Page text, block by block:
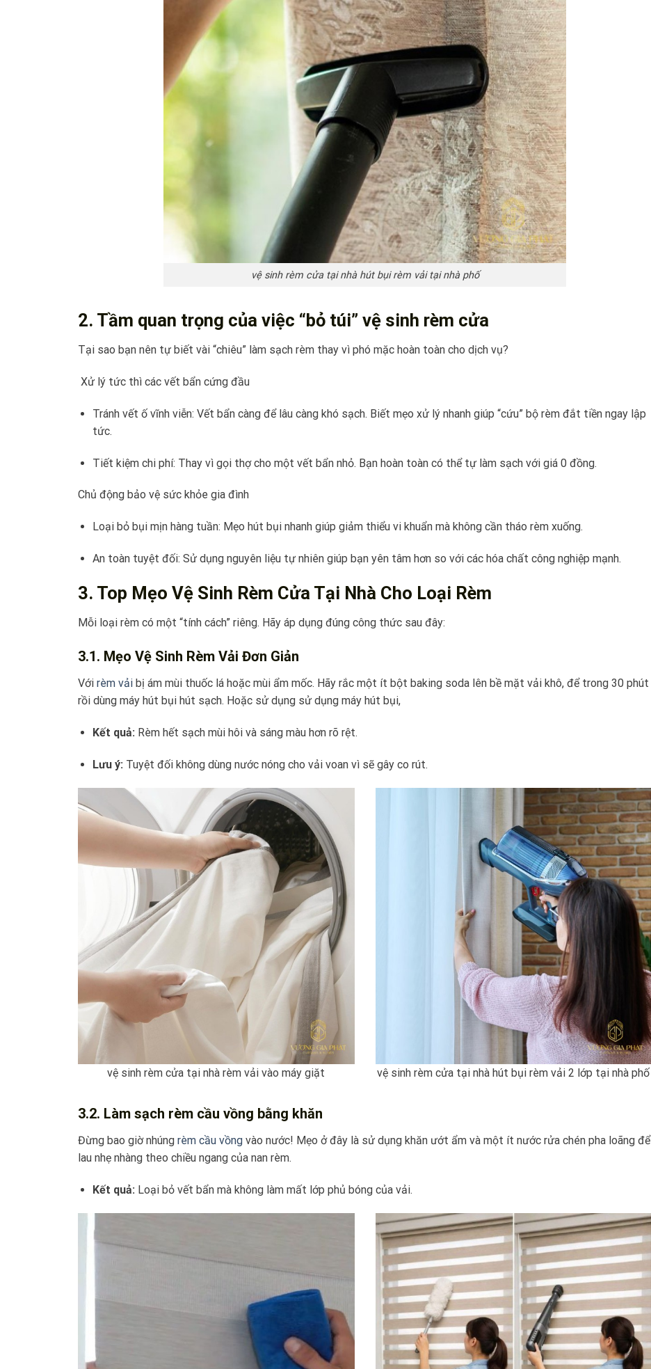
vệ sinh rèm cửa tại nhà hút bụi rèm vải tại nhà phố
2. Tầm quan trọng của việc “bỏ túi” vệ sinh rèm cửa
Tại sao bạn nên tự biết vài “chiêu” làm sạch rèm thay vì phó mặc hoàn toàn cho dịch vụ?
Xử lý tức thì các vết bẩn cứng đầu
Tránh vết ố vĩnh viễn: Vết bẩn càng để lâu càng khó sạch. Biết mẹo xử lý nhanh giúp “cứu” bộ rèm đắt tiền ngay lập
tức.
Tiết kiệm chi phí: Thay vì gọi thợ cho một vết bẩn nhỏ. Bạn hoàn toàn có thể tự làm sạch với giá 0 đồng.
Chủ động bảo vệ sức khỏe gia đình
Loại bỏ bụi mịn hàng tuần: Mẹo hút bụi nhanh giúp giảm thiểu vi khuẩn mà không cần tháo rèm xuống.
An toàn tuyệt đối: Sử dụng nguyên liệu tự nhiên giúp bạn yên tâm hơn so với các hóa chất công nghiệp mạnh.
3. Top Mẹo Vệ Sinh Rèm Cửa Tại Nhà Cho Loại Rèm
Mỗi loại rèm có một “tính cách” riêng. Hãy áp dụng đúng công thức sau đây:
3.1. Mẹo Vệ Sinh Rèm Vải Đơn Giản
Với rèm vải bị ám mùi thuốc lá hoặc mùi ẩm mốc. Hãy rắc một ít bột baking soda lên bề mặt vải khô, để trong 30 phút
rồi dùng máy hút bụi hút sạch. Hoặc sử dụng sử dụng máy hút bụi,
Kết quả: Rèm hết sạch mùi hôi và sáng màu hơn rõ rệt.
Lưu ý: Tuyệt đối không dùng nước nóng cho vải voan vì sẽ gây co rút.
vệ sinh rèm cửa tại nhà rèm vải vào máy giặt vệ sinh rèm cửa tại nhà hút bụi rèm vải 2 lớp tại nhà phố
3.2. Làm sạch rèm cầu vồng bằng khăn
Đừng bao giờ nhúng rèm cầu vồng vào nước! Mẹo ở đây là sử dụng khăn ướt ẩm và một ít nước rửa chén pha loãng để
lau nhẹ nhàng theo chiều ngang của nan rèm.
Kết quả: Loại bỏ vết bẩn mà không làm mất lớp phủ bóng của vải.